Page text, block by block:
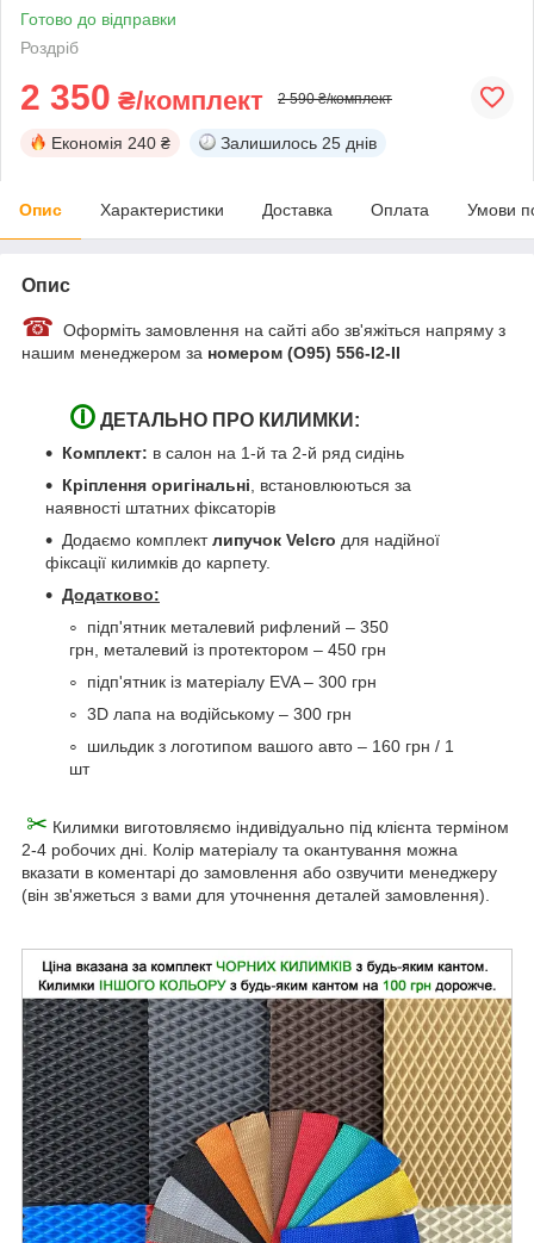
Готово до відправки
Роздріб
2 350 ₴/комплект 2 590 ₴/комплект
Економія 240 ₴ Залишилось 25 днів
Опис Характеристики Доставка Оплата Умови
Опис
☎ Оформіть замовлення на сайті або зв'яжіться напряму з
нашим менеджером за номером (О95) 556-I2-II
🛈 ДЕТАЛЬНО ПРО КИЛИМКИ:
Комплект: в салон на 1-й та 2-й ряд сидінь
Кріплення оригінальні , встановлюються за
наявності штатних фіксаторів
Додаємо комплектлипучок Velcro для надійної
фіксації килимків до карпету.
Додатково:
підп'ятник металевий рифлений – 350
грн, металевий із протектором – 450 грн
підп'ятник із матеріалу EVA – 300 грн
3D лапа на водійському – 300 грн
шильдик з логотипом вашого авто – 160 грн / 1
шт
✂ Килимки виготовляємо індивідуально під клієнта терміном
2-4 робочих дні. Колір матеріалу та окантування можна
вказати в коментарі до замовлення або озвучити менеджеру
(він зв'яжеться з вами для уточнення деталей замовлення).